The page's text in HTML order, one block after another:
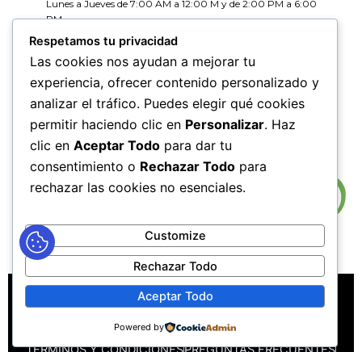
Lunes a Jueves de 7:00 AM a 12:00 M y de 2:00 PM a 6:00
PM
Viernes de 7:00 AM a 12:00 M y de 2:00 PM a 5:00 PM
HORARIOS DE RADICACIÓN DE
CORRESPONDENCIA
Lunes a Jueves de 7:30 AM a 11:30 AM y de 2:00 PM a 5:00
PM
MAPA DEL SITIOPOLÍTICAS DE PRIVACIDAD
POLÍTICAS DE DERECHOS DE AUTOR
POLÍTICA DE TRATAMIENTO DE DATOS PERSONALES
Respetamos tu privacidad
Las cookies nos ayudan a mejorar tu
experiencia, ofrecer contenido personalizado y
analizar el tráfico. Puedes elegir qué cookies
permitir haciendo clic en Personalizar. Haz
clic en Aceptar Todo para dar tu
consentimiento o Rechazar Todo para
rechazar las cookies no esenciales.
Customize
Rechazar Todo
Aceptar Todo
Powered by